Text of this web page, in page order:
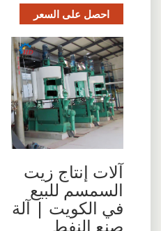
احصل على السعر
آلات إنتاج زيت
السمسم للبيع
في الكويت | آلة
صنع النفط